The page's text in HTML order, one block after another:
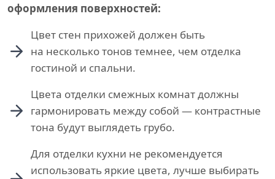
оформления поверхностей:
Цвет стен прихожей должен быть
на несколько тонов темнее, чем отделка
гостиной и спальни.
Цвета отделки смежных комнат должны
гармонировать между собой — контрастные
тона будут выглядеть грубо.
Для отделки кухни не рекомендуется
использовать яркие цвета, лучше выбирать